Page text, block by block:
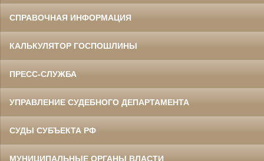
СПРАВОЧНАЯ ИНФОРМАЦИЯ
КАЛЬКУЛЯТОР ГОСПОШЛИНЫ
ПРЕСС-СЛУЖБА
УПРАВЛЕНИЕ СУДЕБНОГО ДЕПАРТАМЕНТА
СУДЫ СУБЪЕКТА РФ
МУНИЦИПАЛЬНЫЕ ОРГАНЫ ВЛАСТИ